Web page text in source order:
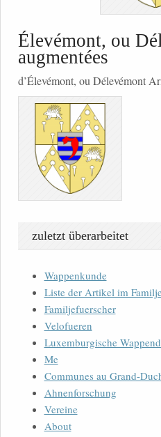
Élevémont, ou
augmentées
d’Élevémont, ou Délevémont
zuletzt überarbeitet
Wappenkunde
Liste der Artikel im
Familjefuerscher
Velofueren
Luxemburgische
Me
Communes au Grand-
Ahnenforschung
Vereine
About